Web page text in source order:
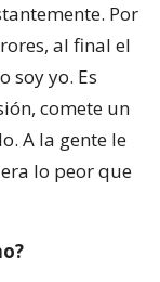
Por
al final el
soy yo. Es
comete un
A la gente le
lo peor que